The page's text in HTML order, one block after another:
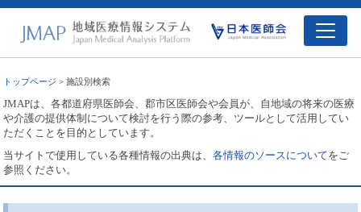
トップページ > 施設別検索
JMAPは、各都道府県医師会、郡市区医師会や会員が、自地域の将来の医療
や介護の提供体制について検討を行う際の参考、ツールとして活用してい
ただくことを目的としています。
当サイトで使用している各種情報の出典は、各情報のソースについてをご
参照ください。